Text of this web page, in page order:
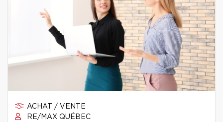
ACHAT / VENTE
RE/MAX QUÉBEC